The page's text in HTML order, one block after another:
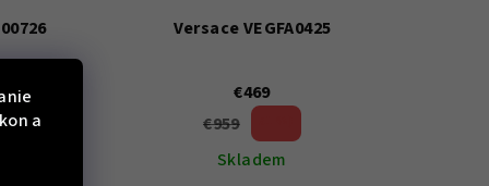
a
Versace VEGFA0425
€469
€959
Skladem